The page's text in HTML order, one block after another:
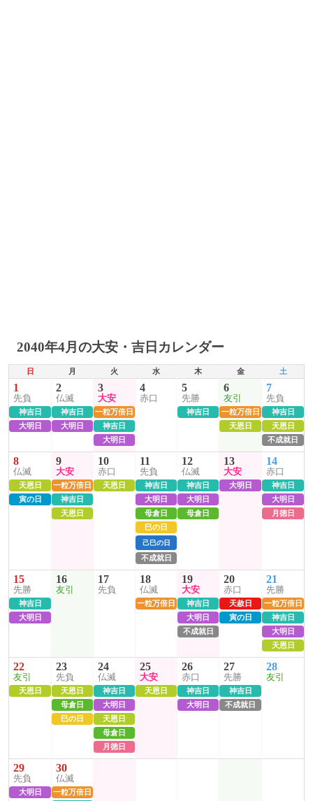
2040年4月の大安・吉日カレンダー
日 月 火 水 木 金 土
1
先負
神吉日
大明日
2
仏滅
神吉日
大明日
3
大安
一粒万倍日
神吉日
大明日
4
赤口
5
先勝
神吉日
6
友引
一粒万倍日
天恩日
7
先負
神吉日
天恩日
不成就日
8
仏滅
天恩日
寅の日
9
大安
一粒万倍日
神吉日
天恩日
10
赤口
天恩日
11
先負
神吉日
大明日
母倉日
巳の日
己巳の日
不成就日
12
仏滅
神吉日
大明日
母倉日
13
大安
大明日
14
赤口
神吉日
大明日
月徳日
15
先勝
神吉日
大明日
16
友引
17
先負
18
仏滅
一粒万倍日
19
大安
神吉日
大明日
不成就日
20
赤口
天赦日
寅の日
21
先勝
一粒万倍日
神吉日
大明日
天恩日
22
友引
天恩日
23
先負
天恩日
母倉日
巳の日
24
仏滅
神吉日
大明日
天恩日
母倉日
月徳日
25
大安
天恩日
26
赤口
神吉日
大明日
27
先勝
神吉日
不成就日
28
友引
29
先負
大明日
30
仏滅
一粒万倍日